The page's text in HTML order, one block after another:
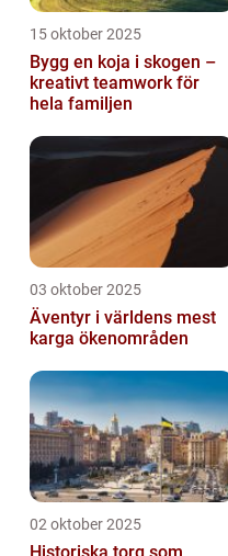
15 oktober 2025
Bygg en koja i skogen –
kreativt teamwork för
hela familjen
03 oktober 2025
Äventyr i världens mest
karga ökenområden
02 oktober 2025